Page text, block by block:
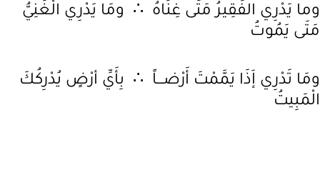
وما يَدْرِي الفَقِيرُ مَتَى غِنَاهُ ∴ ومَا يَدْرِي الْغَنِيُّ
مَتَى يَمُوتُ
ومَا تَدْرِي إَذَا يَمَّمْتَ أَرْضـــاً ∴ بِأَيِّ أرْضٍ يُدْرِكُكَ
الْمَبِيتُ